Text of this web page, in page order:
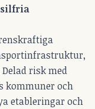
risk med
kommuner och
etableringar och